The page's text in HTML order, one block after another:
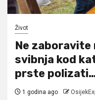
Život
Ne zaboravite
svibnja kod
prste
1 godina ago